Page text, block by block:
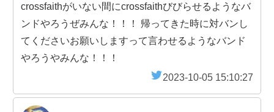
crossfaithがいない間にcrossfaithびびらせるようなバ
ンドやろうぜみんな！！！ 帰ってきた時に対バンし
てくださいお願いしますって言わせるようなバンド
やろうやみんな！！！
2023-10-05 15:10:27